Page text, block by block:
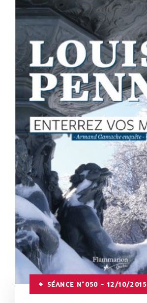
SÉANCE N°050 - 12/10/2015